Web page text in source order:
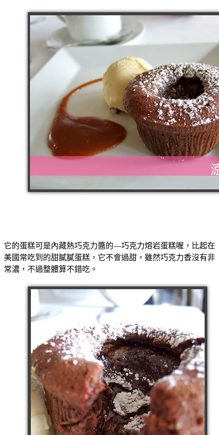
它的蛋糕可是內藏熱巧克力醬的—巧克力熔岩蛋糕喔，比起在
美國常吃到的甜膩膩蛋糕，它不會過甜，雖然巧克力香沒有非
常濃，不過整體算不錯吃。